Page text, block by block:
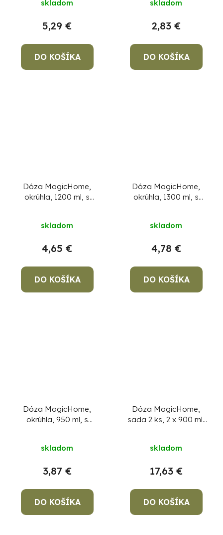
skladom
5,29 €
DO KOŠÍKA
skladom
2,83 €
DO KOŠÍKA
Dóza MagicHome,
okrúhla, 1200 ml, s
skladom
4,65 €
DO KOŠÍKA
Dóza MagicHome,
okrúhla, 1300 ml, s
skladom
4,78 €
DO KOŠÍKA
Dóza MagicHome,
okrúhla, 950 ml, s
skladom
3,87 €
DO KOŠÍKA
Dóza MagicHome,
sada 2 ks, 2 x 900 ml,
termobox, termo
skladom
17,63 €
DO KOŠÍKA